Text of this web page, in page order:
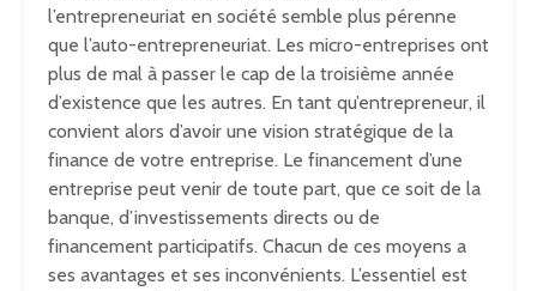
l’entrepreneuriat en société semble plus pérenne
que l’auto-entrepreneuriat. Les micro-entreprises ont
plus de mal à passer le cap de la troisième année
d’existence que les autres. En tant qu’entrepreneur, il
convient alors d’avoir une vision stratégique de la
finance de votre entreprise. Le financement d’une
entreprise peut venir de toute part, que ce soit de la
banque, d’investissements directs ou de
financement participatifs. Chacun de ces moyens a
ses avantages et ses inconvénients. L’essentiel est